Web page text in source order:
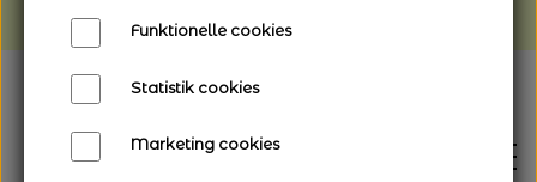
længere leveringstid
Funktionelle cookies
Statistik cookies
Marketing cookies